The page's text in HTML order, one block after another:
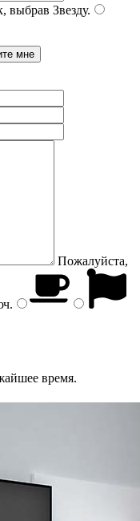
выбрав Звезду.
Пожалуйста,
.
время.